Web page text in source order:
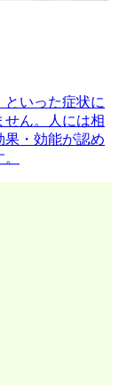
いった症状に
せん。人には相
果・効能が認め